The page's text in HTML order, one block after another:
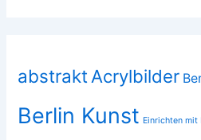
abstrakt Acrylbilder
Berlin Kunst Einrichten